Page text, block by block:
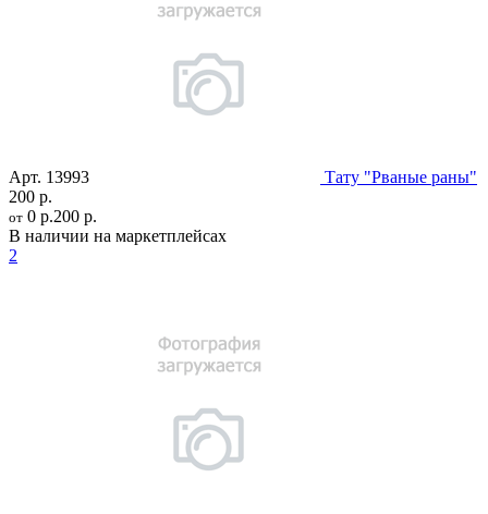
Арт. 13993
Тату "Рваные раны"
200 р.
от 0 р.200 р.
В наличии на маркетплейсах
2